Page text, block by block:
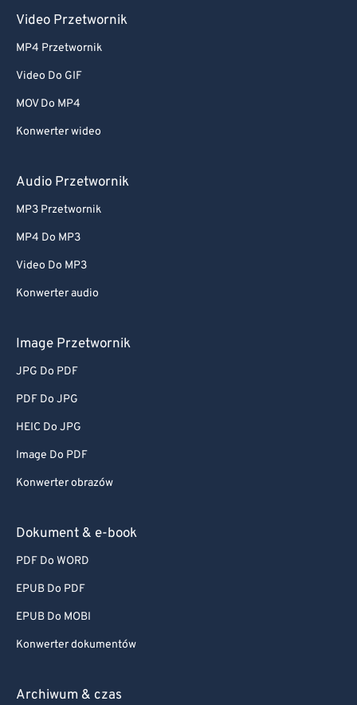
Video Przetwornik
MP4 Przetwornik
Video Do GIF
MOV Do MP4
Konwerter wideo
Audio Przetwornik
MP3 Przetwornik
MP4 Do MP3
Video Do MP3
Konwerter audio
Image Przetwornik
JPG Do PDF
PDF Do JPG
HEIC Do JPG
Image Do PDF
Konwerter obrazów
Dokument & e-book
PDF Do WORD
EPUB Do PDF
EPUB Do MOBI
Konwerter dokumentów
Archiwum & czas